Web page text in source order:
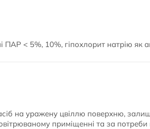
ПАР < 5%, 10%, гіпохлорит натрію як
на уражену цвіллю поверхню,
приміщенні та за потреби